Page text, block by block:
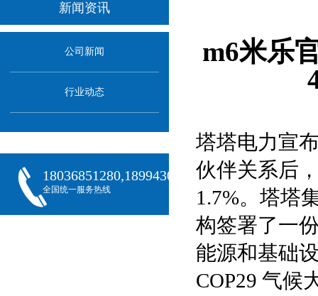
新闻资讯
公司新闻
行业动态
18036851280,18994301288,18068407382
全国统一服务热线
m6米乐
塔塔电力宣
伙伴关系后
1.7%。塔塔
构签署了一
能源和基础
COP29 气候